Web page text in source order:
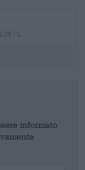
/ L
informato